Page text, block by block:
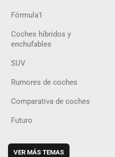
Fórmula1
Coches híbridos y
enchufables
SUV
Rumores de coches
Comparativa de coches
Futuro
VER MÁS TEMAS